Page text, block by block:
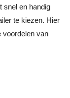
snel en handig
te kiezen. Hier
voordelen van